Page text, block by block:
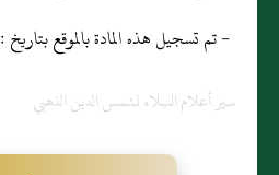
- تم تسجيل هذه المادة بالموقع بتاريخ : 14/12/2013
سير أعلام النبلاء لشمس الدين الذهبي